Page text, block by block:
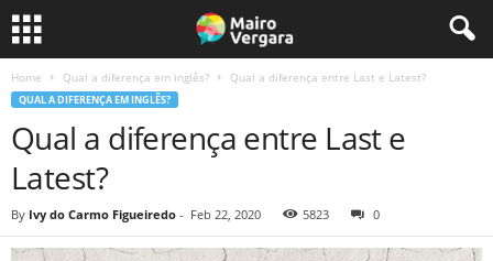
Home Qual a diferença em inglês? Qual a diferença entre Last e Latest?
QUAL A DIFERENÇA EM INGLÊS?
Qual a diferença entre Last e
Latest?
By Ivy do Carmo Figueiredo - Feb 22, 2020 5823 0